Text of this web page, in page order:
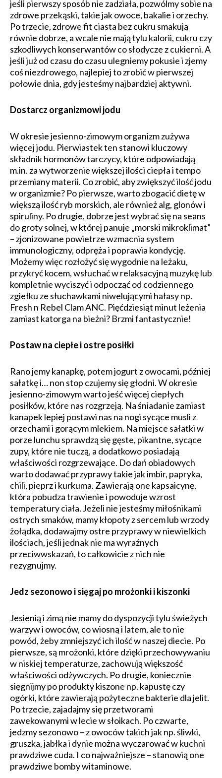
jeśli pierwszy sposób nie zadziała, pozwólmy sobie na
zdrowe przekąski, takie jak owoce, bakalie i orzechy.
Po trzecie, zdrowe fit ciasta bez cukru smakują
równie dobrze, a wcale nie mają tylu kalorii, cukru czy
szkodliwych konserwantów co słodycze z cukierni. A
jeśli już od czasu do czasu ulegniemy pokusie i zjemy
coś niezdrowego, najlepiej to zrobić w pierwszej
połowie dnia, gdy jesteśmy najbardziej aktywni.
Dostarcz organizmowi jodu
W okresie jesienno-zimowym organizm zużywa
więcej jodu. Pierwiastek ten stanowi kluczowy
składnik hormonów tarczycy, które odpowiadają
m.in. za wytworzenie większej ilości ciepła i tempo
przemiany materii. Co zrobić, aby zwiększyć ilość jodu
w organizmie? Po pierwsze, warto zbogacić dietę w
większą ilość ryb morskich, ale również alg, glonów i
spiruliny. Po drugie, dobrze jest wybrać się na seans
do groty solnej, w której panuje „morski mikroklimat”
– zjonizowane powietrze wzmacnia system
immunologiczny, odpręża i poprawia kondycję.
Możemy więc rozłożyć się wygodnie na leżaku,
przykryć kocem, wsłuchać w relaksacyjną muzykę lub
kompletnie wyciszyć i odpocząć od codziennego
zgiełku ze słuchawkami niwelującymi hałasy np.
Fresh n Rebel Clam ANC. Pięćdziesiąt minut leżenia
zamiast katorga na bieżni? Brzmi fantastycznie!
Postaw na ciepłe i ostre posiłki
Rano jemy kanapkę, potem jogurt z owocami, później
sałatkę i… non stop czujemy się głodni. W okresie
jesienno-zimowym warto jeść więcej ciepłych
posiłków, które nas rozgrzeją. Na śniadanie zamiast
kanapek lepiej postawi nas na nogi sycące musli z
orzechami i gorącym mlekiem. Na miejsce sałatki w
porze lunchu sprawdzą się gęste, pikantne, sycące
zupy, które nie tuczą, a dodatkowo posiadają
właściwości rozgrzewające. Do dań obiadowych
warto dodawać przyprawy takie jak imbir, papryka,
chili, pieprz i kurkuma. Zawierają one kapsaicynę,
która pobudza trawienie i powoduje wzrost
temperatury ciała. Jeżeli nie jesteśmy miłośnikami
ostrych smaków, mamy kłopoty z sercem lub wrzody
żołądka, dodawajmy ostre przyprawy w niewielkich
ilościach, jeśli jednak nie ma wyraźnych
przeciwwskazań, to całkowicie z nich nie
rezygnujmy.
Jedz sezonowo i sięgaj po mrożonki i kiszonki
Jesienią i zimą nie mamy do dyspozycji tylu świeżych
warzyw i owoców, co wiosną i latem, ale to nie
powód, żeby zmniejszyć ich ilość w naszej diecie. Po
pierwsze, są mrożonki, które dzięki przechowywaniu
w niskiej temperaturze, zachowują większość
właściwości odżywczych. Po drugie, koniecznie
sięgnijmy po produkty kiszone np. kapustę czy
ogórki, które zawierają pożyteczne bakterie dla jelit.
Po trzecie, zajadajmy się przetworami
zawekowanymi w lecie w słoikach. Po czwarte,
jedzmy sezonowo – z owoców takich jak np. śliwki,
gruszka, jabłka i dynie można wyczarować w kuchni
prawdziwe cuda. I co najważniejsze – stanowią one
prawdziwe bomby witaminowe.